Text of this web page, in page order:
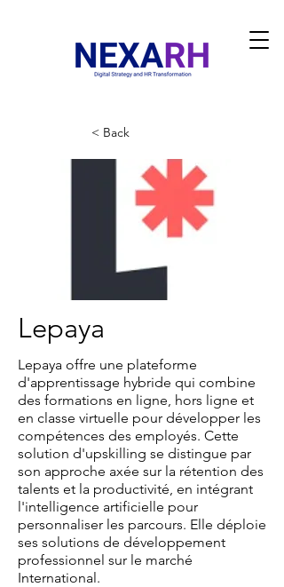
< Back
Lepaya
Lepaya offre une plateforme
d'apprentissage hybride qui combine
des formations en ligne, hors ligne et
en classe virtuelle pour développer les
compétences des employés. Cette
solution d'upskilling se distingue par
son approche axée sur la rétention des
talents et la productivité, en intégrant
l'intelligence artificielle pour
personnaliser les parcours. Elle déploie
ses solutions de développement
professionnel sur le marché
International.